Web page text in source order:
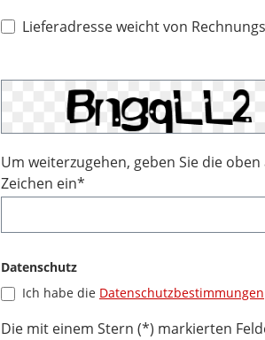
Lieferadresse weicht von
Um weiterzugehen, geben Sie die
Zeichen ein*
Datenschutz
Ich habe die Datenschutzbestimmungen
Die mit einem Stern (*) markierten